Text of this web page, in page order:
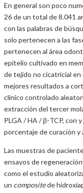
En general son poco
26 de un total de 8.041
con las palabras de
solo pertenecen a las
pertenecen al área
epitelio cultivado en
de tejido no cicatricial
mejores resultados a
clínico controlado
extracción del tercer
PLGA / HA / β-TCP, con
porcentaje de curación y
Las muestras de
ensayos de
como el estudio
un compositede